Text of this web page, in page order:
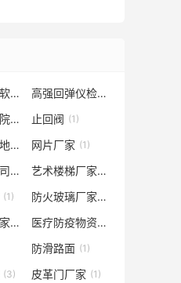
畅捷通财务软件服务商 (1) 高强回弹仪检定器
母猫绝育医院
(1) 止回阀 (1)
乡村骑行场地(6) 网片厂家 (1)
催化燃烧公司
(1) 艺术楼梯厂家(3)
(1) 防火玻璃厂家
(1)
精酿啤酒厂家(2) 医疗防疫物资回收
防滑路面 (1)
(3) 皮革门厂家 (1)